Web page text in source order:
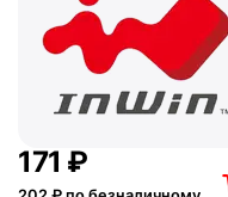
‍171‍ ₽